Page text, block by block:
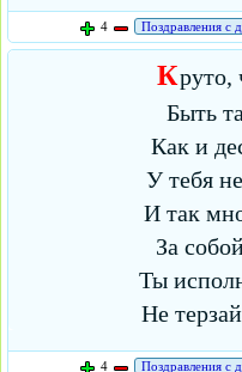
4
Поздравления с
Круто,
Быть
Как и
У тебя
И так
За
Ты
Не
4
Поздравления с